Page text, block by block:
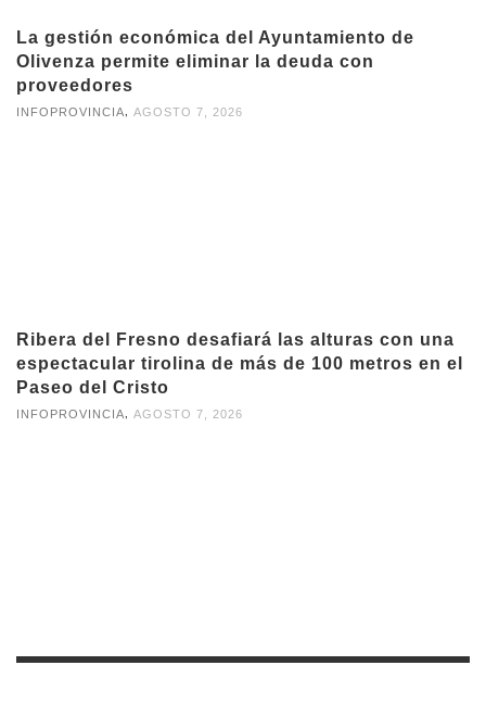
La gestión económica del Ayuntamiento de
Olivenza permite eliminar la deuda con
proveedores
INFOPROVINCIA AGOSTO 7, 2026
Ribera del Fresno desafiará las alturas con una
espectacular tirolina de más de 100 metros en el
Paseo del Cristo
INFOPROVINCIA, AGOSTO 7, 2026